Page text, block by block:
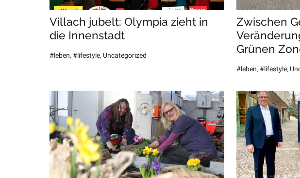
Villach jubelt: Olympia zieht in
die Innenstadt
#leben, #lifestyle, Uncategorized
Zwischen
Grünen
#leben, #lifestyle,